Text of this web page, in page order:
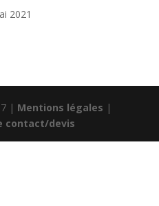
2021
| Mentions légales |
contact/devis